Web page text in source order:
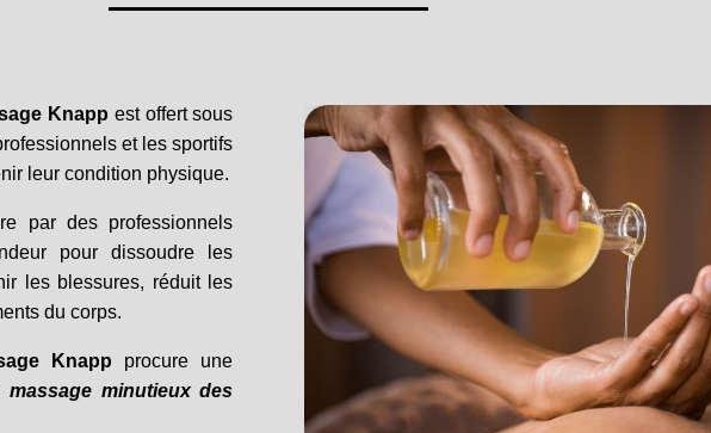
Knapp est offert sous
et les sportifs
leur condition physique.
par des professionnels
pour dissoudre les
les blessures, réduit les
du corps.
Knapp procure une
massage minutieux des